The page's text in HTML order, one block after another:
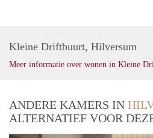
Kleine Driftbuurt, Hilversum
Meer informatie over wonen in Kleine
ANDERE KAMERS IN
ALTERNATIEF VOOR